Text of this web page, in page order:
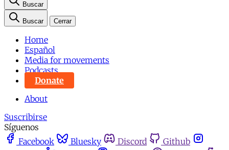
Buscar
Buscar Cerrar
Home
Español
Media for movements
Podcasts
Donate
About
Suscribirse
Síguenos
Facebook
Bluesky Discord
Github